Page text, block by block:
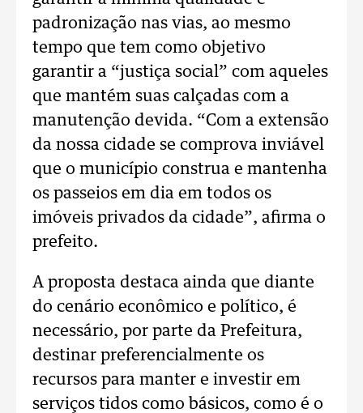
padronização nas vias, ao mesmo
tempo que tem como objetivo
garantir a “justiça social” com aqueles
que mantém suas calçadas com a
manutenção devida. “Com a extensão
da nossa cidade se comprova inviável
que o município construa e mantenha
os passeios em dia em todos os
imóveis privados da cidade”, afirma o
prefeito.
A proposta destaca ainda que diante
do cenário econômico e político, é
necessário, por parte da Prefeitura,
destinar preferencialmente os
recursos para manter e investir em
serviços tidos como básicos, como é o